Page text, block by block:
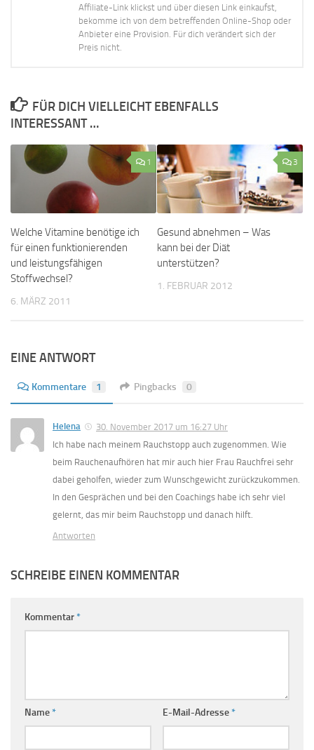
Affiliate-Link klickst und über diesen Link einkaufst,
bekomme ich von dem betreffenden Online-Shop oder
Anbieter eine Provision. Für dich verändert sich der
Preis nicht.
FÜR DICH VIELLEICHT EBENFALLS
INTERESSANT …
1
Welche Vitamine benötige ich
für einen funktionierenden
und leistungsfähigen
Stoffwechsel?
6. MÄRZ 2011
3
Gesund abnehmen – Was
kann bei der Diät
unterstützen?
1. FEBRUAR 2012
EINE ANTWORT
Kommentare 1 Pingbacks 0
Helena
30. November 2017 um 16:27 Uhr
Ich habe nach meinem Rauchstopp auch zugenommen. Wie
beim Rauchenaufhören hat mir auch hier Frau Rauchfrei sehr
dabei geholfen, wieder zum Wunschgewicht zurückzukommen.
In den Gesprächen und bei den Coachings habe ich sehr viel
gelernt, das mir beim Rauchstopp und danach hilft.
Antworten
SCHREIBE EINEN KOMMENTAR
Kommentar*
Name* E-Mail-Adresse*